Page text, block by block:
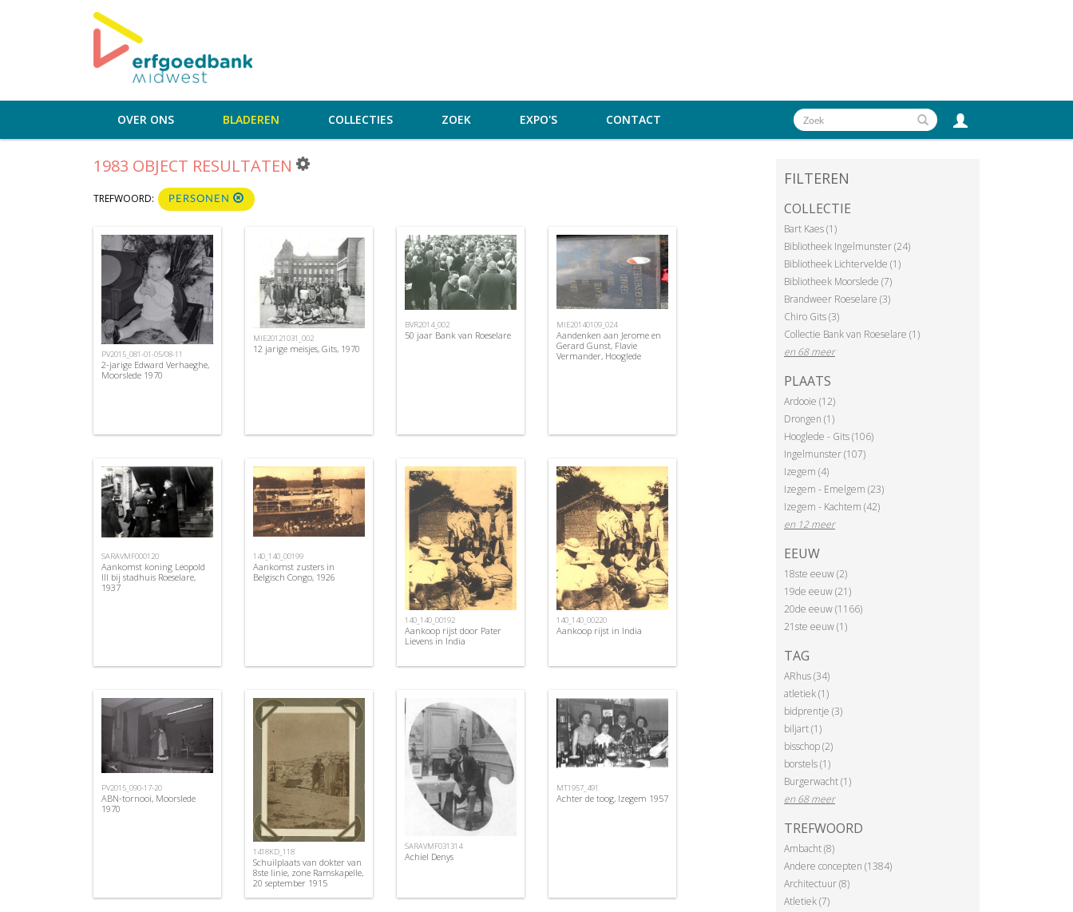
OVER ONS BLADEREN COLLECTIES ZOEK EXPO'S CONTACT
1983 OBJECT RESULTATEN
TREFWOORD: PERSONEN
PV2015_081-01-05/08-11
2-jarige Edward Verhaeghe,
Moorslede 1970
MIE20121031_002
12 jarige meisjes, Gits, 1970
BVR2014_002
50 jaar Bank van Roeselare
MIE20140109_024
Aandenken aan Jerome en
Gerard Gunst, Flavie
Vermander, Hooglede
SARAVMF000120
Aankomst koning Leopold
III bij stadhuis Roeselare,
1937
140_140_00199
Aankomst zusters in
Belgisch Congo, 1926
140_140_00192
Aankoop rijst door Pater
Lievens in India
140_140_00220
Aankoop rijst in India
PV2015_090-17-20
ABN-tornooi, Moorslede
1970
1418KD_118
Schuilplaats van dokter van
8ste linie, zone Ramskapelle,
20 september 1915
SARAVMF031314
Achiel Denys
MT1957_491
Achter de toog, Izegem 1957
FILTEREN
COLLECTIE
Bart Kaes (1)
Bibliotheek Ingelmunster (24)
Bibliotheek Lichtervelde (1)
Bibliotheek Moorslede (7)
Brandweer Roeselare (3)
Chiro Gits (3)
Collectie Bank van Roeselare (1)
en 68 meer
PLAATS
Ardooie (12)
Drongen (1)
Hooglede - Gits (106)
Ingelmunster (107)
Izegem (4)
Izegem - Emelgem (23)
Izegem - Kachtem (42)
en 12 meer
EEUW
18ste eeuw (2)
19de eeuw (21)
20de eeuw (1166)
21ste eeuw (1)
TAG
ARhus (34)
atletiek (1)
bidprentje (3)
biljart (1)
bisschop (2)
borstels (1)
Burgerwacht (1)
en 68 meer
TREFWOORD
Ambacht (8)
Andere concepten (1384)
Architectuur (8)
Atletiek (7)